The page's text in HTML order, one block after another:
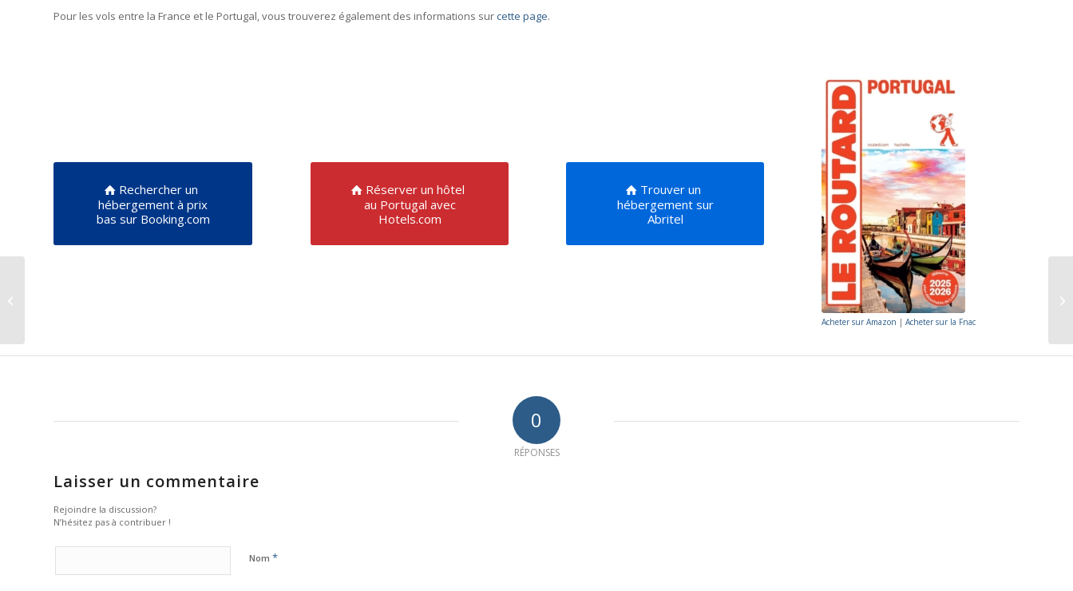
Pour les vols entre la France et le Portugal, vous trouverez également des informations surcette page.
Rechercher un
hébergement à prix
bas sur Booking.com
Réserver un hôtel
au Portugal avec
Hotels.com
Trouver un
hébergement sur
Abritel
Acheter sur Amazon | Acheter sur la Fnac
0
RÉPONSES
Laisser un commentaire
Rejoindre la discussion?
N’hésitez pas à contribuer !
Nom *